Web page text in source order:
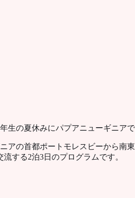
生の夏休みにパプアニューギニア
アの首都ポートモレスビーから南
する2泊3日のプログラムです。